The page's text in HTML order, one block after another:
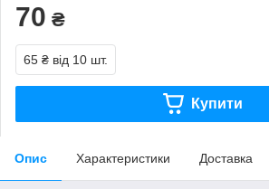
70 ₴
65 ₴ від 10 шт.
Купити
Опис Характеристики Доставка